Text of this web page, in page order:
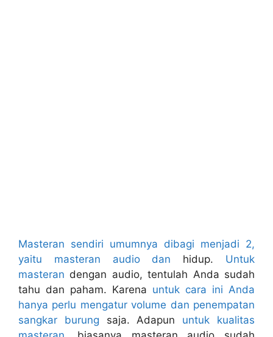
Masteran sendiri umumnya dibagi menjadi 2,
yaitu masteran audio dan hidup. Untuk
masteran dengan audio, tentulah Anda sudah
tahu dan paham. Karena untuk cara ini Anda
hanya perlu mengatur volume dan penempatan
sangkar burung saja. Adapun untuk kualitas